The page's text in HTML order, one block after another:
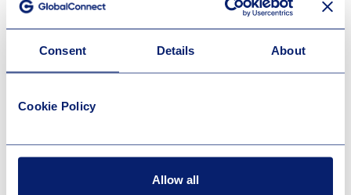
Consent Details About
Cookie Policy
Allow all
hjälpa en nära anhörig i dess behov av tillsyn och vård.
För att beställa och läsa mer om omsorgsportalen,
välfärdsbredbandet eller de olika digitala
omsorgstjänsterna finns mer information
på
www.omsorgsportalen.se
levereras av Sappa AB, där vi erbjuder dig som
GlobalConnect kund möjligheten att fritt välja om ni
önskar beställa dess tjänster.